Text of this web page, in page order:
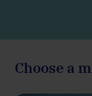
Choose a